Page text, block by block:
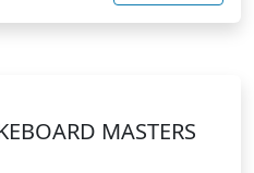
MASTERS